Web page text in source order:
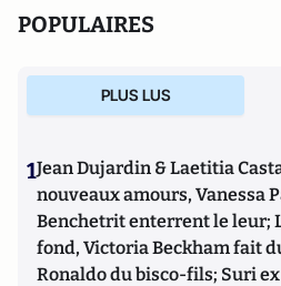
POPULAIRES
PLUS LUS
1Jean Dujardin & Laetitia
nouveaux amours, Vanessa
Benchetrit enterrent le leur;
fond, Victoria Beckham fait
Ronaldo du bisco-fils; Suri